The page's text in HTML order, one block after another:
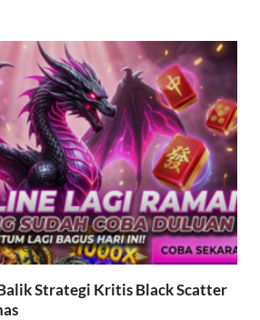
Strategi Kritis Black Scatter